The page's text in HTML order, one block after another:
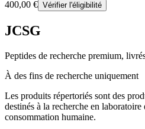
400,00 € Vérifier l'éligibilité
JCSG
Peptides de recherche premium,
À des fins de recherche uniquement
Les produits répertoriés sont des
destinés à la recherche en
consommation humaine.